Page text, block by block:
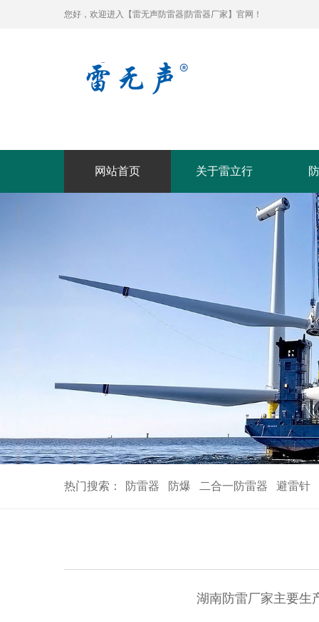
您好，欢迎进入【雷无声防雷器|防雷器厂家】官网！
网站首页 关于雷立行
热门搜索： 防雷器 防爆 二合一防雷器 避雷针
湖南防雷厂家主要生